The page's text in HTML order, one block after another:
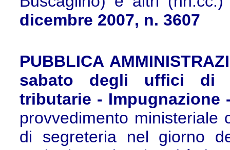
dicembre 2007, n. 3607
PUBBLICA
sabato degli uffici di
tributarie - Impugnazione
provvedimento ministeriale
di segreteria nel giorno